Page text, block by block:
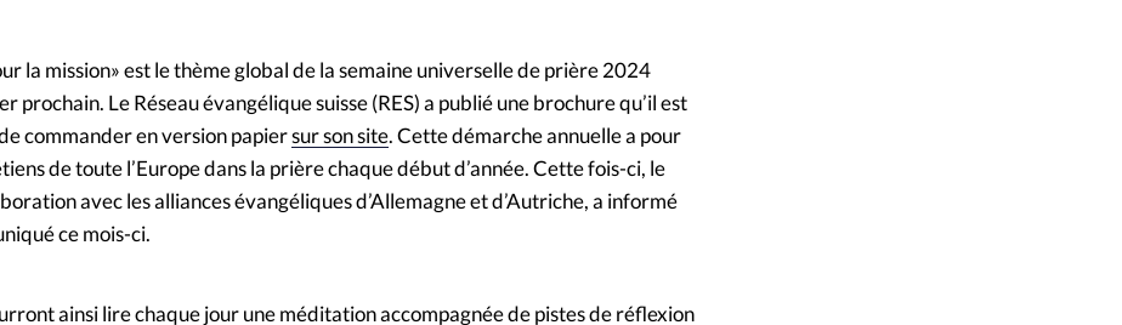
la mission» est le thème global de la semaine universelle de prière 2024
prochain. Le Réseau évangélique suisse (RES) a publié une brochure qu’il est
commander en version papiersur son site. Cette démarche annuelle a pour
de toute l’Europe dans la prière chaque début d’année. Cette fois-ci, le
avec les alliances évangéliques d’Allemagne et d’Autriche, a informé
ce mois-ci.
ainsi lire chaque jour une méditation accompagnée de pistes de réflexion